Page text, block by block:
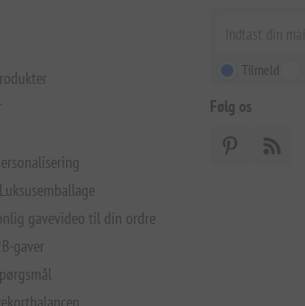
gavevideo til din ordre
gaver
Tilmeld
Følg os